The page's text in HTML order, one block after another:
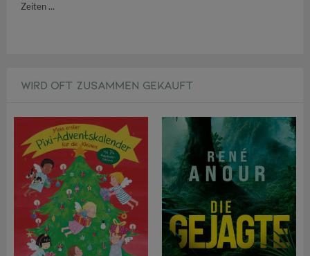
Zeiten ...
WIRD OFT ZUSAMMEN GEKAUFT